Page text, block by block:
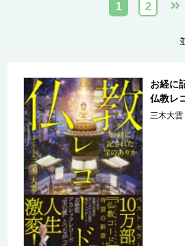
1 2
お経に
仏教レ
三木大雲